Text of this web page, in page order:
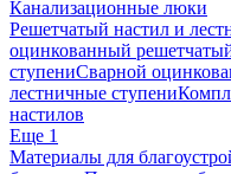
Канализационные люки
Решетчатый настил и
оцинкованный
ступениСварной
лестничные ступени
настилов
Еще 1
Материалы для